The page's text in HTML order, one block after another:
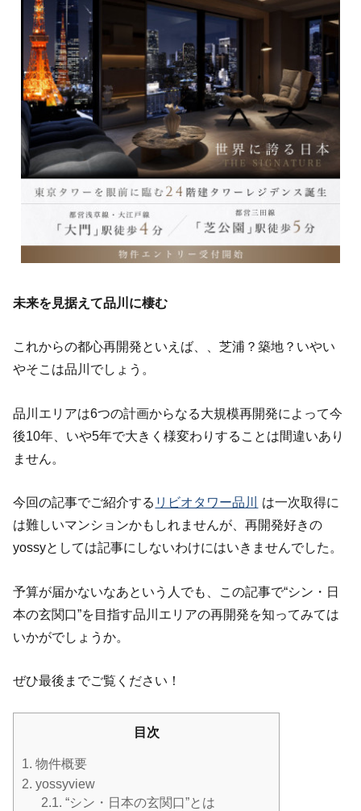
未来を見据えて品川に棲む
これからの都心再開発といえば、、芝浦？築地？いやい
やそこは品川でしょう。
品川エリアは6つの計画からなる大規模再開発によって今
後10年、いや5年で大きく様変わりすることは間違いあり
ません。
今回の記事でご紹介する リビオタワー品川
は一次取得に
は難しいマンションかもしれませんが、再開発好きの
yossyとしては記事にしないわけにはいきませんでした。
予算が届かないなあという人でも、この記事で“シン・日
本の玄関口”を目指す品川エリアの再開発を知ってみては
いかがでしょうか。
ぜひ最後までご覧ください！
目次
1. 物件概要
2. yossyview
2.1. “シン・日本の玄関口”とは